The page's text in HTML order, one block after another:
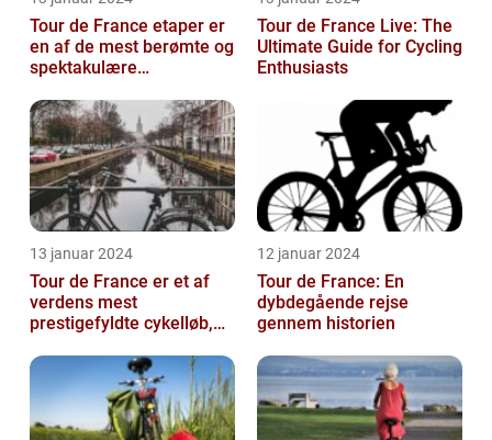
Tour de France etaper er
en af de mest berømte og
spektakulære
professionel c...
Tour de France Live: The
Ultimate Guide for Cycling
Enthusiasts
13 januar 2024
Tour de France er et af
verdens mest
prestigefyldte cykelløb,
opmærksomhed fra
sports...
12 januar 2024
Tour de France: En
dybdegående rejse
gennem historien